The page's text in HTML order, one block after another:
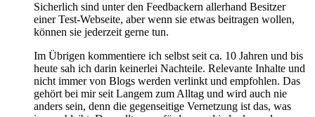
Sicherlich sind unter den Feedbackern allerhand Besitzer
einer Test-Webseite, aber wenn sie etwas beitragen wollen,
können sie jederzeit gerne tun.
Im Übrigen kommentiere ich selbst seit ca. 10 Jahren und bis
heute sah ich darin keinerlei Nachteile. Relevante Inhalte und
nicht immer von Blogs werden verlinkt und empfohlen. Das
gehört bei mir seit Langem zum Alltag und wird auch nie
anders sein, denn die gegenseitige Vernetzung ist das, was